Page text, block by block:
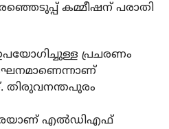
കമ്മീഷന് പരാതി
പ്രചരണം
ലംഘനമാണെന്നാണ്
തിരുവനന്തപുരം
എല്‍ഡിഎഫ്